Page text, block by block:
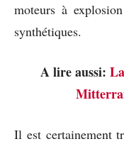
moteurs à
synthétiques.
A lire aussi:
Il est certainement